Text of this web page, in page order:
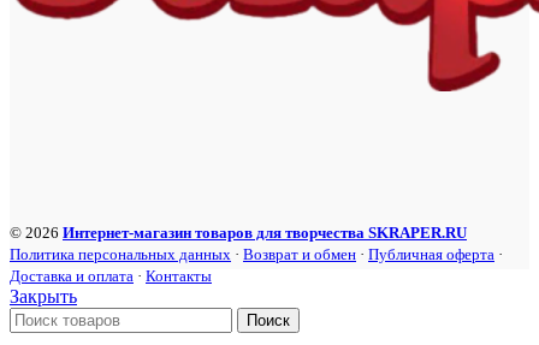
© 2026 Интернет-магазин товаров для творчества SKRAPER.RU
Политика персональных данных · Возврат и обмен · Публичная оферта ·
Доставка и оплата · Контакты
Закрыть
Поиск